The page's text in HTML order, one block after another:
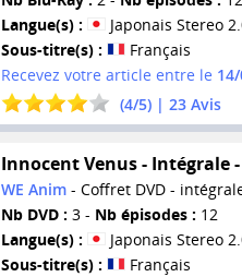
Langue(s) :
Japonais Stereo
Sous-titre(s) :
Français
Recevez votre article entre le
(4/5) | 23Avis
Innocent Venus - Intégrale
WE Anim- Coffret DVD -
Nb DVD : 3 - Nb épisodes : 12
Langue(s) :
Japonais Stereo
Sous-titre(s) :
Français